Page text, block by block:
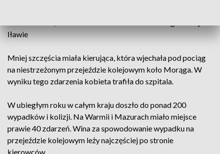
Iławie
Mniej szczęścia miała kierująca, która wjechała pod pociąg
na niestrzeżonym przejeździe kolejowym koło Morąga. W
wyniku tego zdarzenia kobieta trafiła do szpitala.
W ubiegłym roku w całym kraju doszło do ponad 200
wypadków i kolizji. Na Warmii i Mazurach miało miejsce
prawie 40 zdarzeń. Wina za spowodowanie wypadku na
przejeździe kolejowym leży najczęściej po stronie
kierowców.